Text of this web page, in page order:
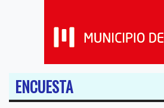
ENCUESTA